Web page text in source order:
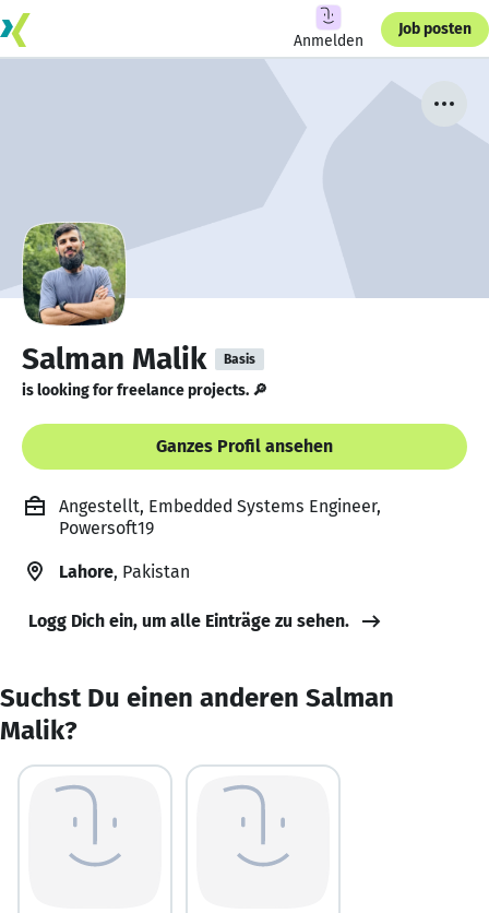
Anmelden
Job posten
Salman Malik Basis
is looking for freelance projects. 🔎
Ganzes Profil ansehen
Angestellt, Embedded Systems Engineer,
Powersoft19
Lahore, Pakistan
Logg Dich ein, um alle Einträge zu sehen.
Suchst Du einen anderen Salman
Malik?